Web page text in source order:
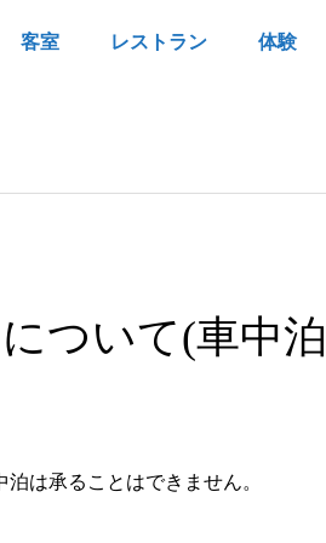
客室 レストラン 体験
ついて(車中
は承ることはできません。